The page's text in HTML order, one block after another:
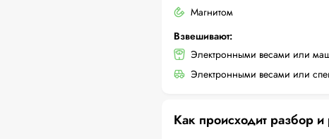
Магнитом
Взвешивают:
Электронными весами или
Электронными весами или
Как происходит разбор